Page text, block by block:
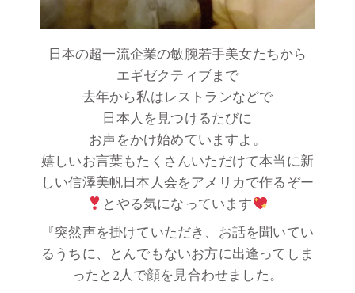
日本の超一流企業の敏腕若手美女たちから
エギゼクティブまで
去年から私はレストランなどで
日本人を見つけるたびに
お声をかけ始めていますよ。
嬉しいお言葉もたくさんいただけて本当に新
しい信澤美帆日本人会をアメリカで作るぞー
とやる気になっています
『突然声を掛けていただき、お話を聞いてい
るうちに、とんでもないお方に出逢ってしま
ったと2人で顔を見合わせました。